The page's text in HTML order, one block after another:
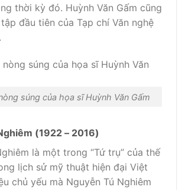
thời kỳ đó. Huỳnh Văn Gấm cũng
đầu tiên của Tạp chí Văn nghệ
súng của họa sĩ Huỳnh Văn Gấm
(1922 – 2016)
là một trong “Tứ trụ” của thế
lịch sử mỹ thuật hiện đại Việt
chủ yếu mà Nguyễn Tú Nghiêm